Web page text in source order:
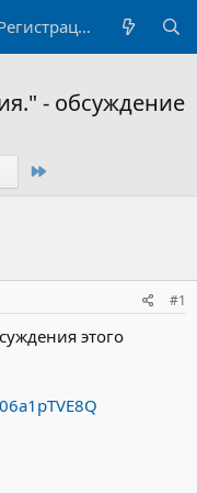
Регистрация
- обсуждение
#1
этого